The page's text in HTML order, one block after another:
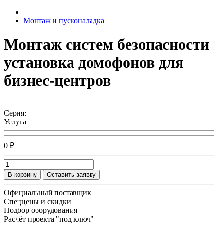
Монтаж и пусконаладка
Монтаж систем безопасности
установка домофонов для
бизнес-центров
Серия:
Услуга
0 ₽
В корзину Оставить заявку
Официальный поставщик
Спеццены и скидки
Подбор оборудования
Расчёт проекта "под ключ"